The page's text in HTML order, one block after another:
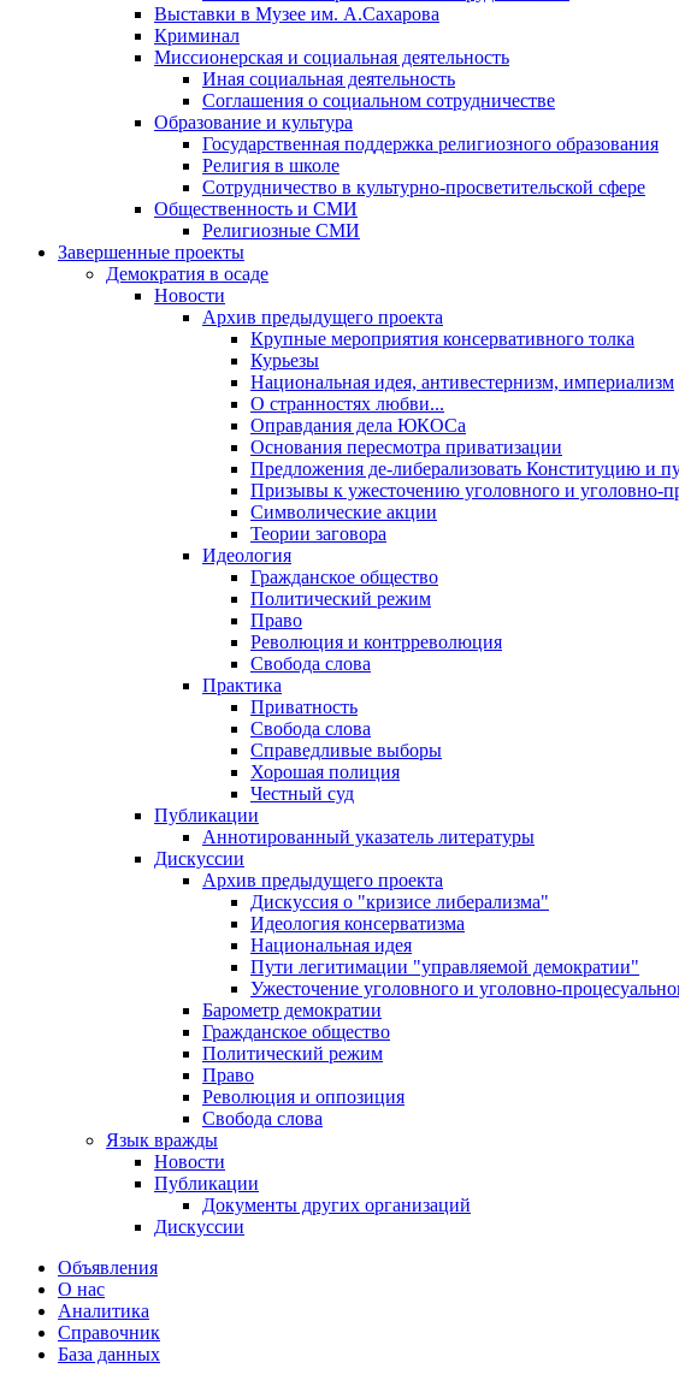
Выставки в Музее им. А.Сахарова
Криминал
Миссионерская и социальная деятельность
Иная социальная деятельность
Соглашения о социальном сотрудничестве
Образование и культура
Государственная поддержка религиозного образования
Религия в школе
Сотрудничество в культурно-просветительской сфере
Общественность и СМИ
Религиозные СМИ
Завершенные проекты
Демократия в осаде
Новости
Архив предыдущего проекта
Крупные мероприятия консервативного толка
Курьезы
Национальная идея, антивестернизм, империализм
О странностях любви...
Оправдания дела ЮКОСа
Основания пересмотра приватизации
Предложения де-либерализовать Конституцию и
Призывы к ужесточению уголовного и уголовно-
Символические акции
Теории заговора
Идеология
Гражданское общество
Политический режим
Право
Революция и контрреволюция
Свобода слова
Практика
Приватность
Свобода слова
Справедливые выборы
Хорошая полиция
Честный суд
Публикации
Аннотированный указатель литературы
Дискуссии
Архив предыдущего проекта
Дискуссия о "кризисе либерализма"
Идеология консерватизма
Национальная идея
Пути легитимации "управляемой демократии"
Ужесточение уголовного и уголовно-
Барометр демократии
Гражданское общество
Политический режим
Право
Революция и оппозиция
Свобода слова
Язык вражды
Новости
Публикации
Документы других организаций
Дискуссии
Объявления
О нас
Аналитика
Справочник
База данных